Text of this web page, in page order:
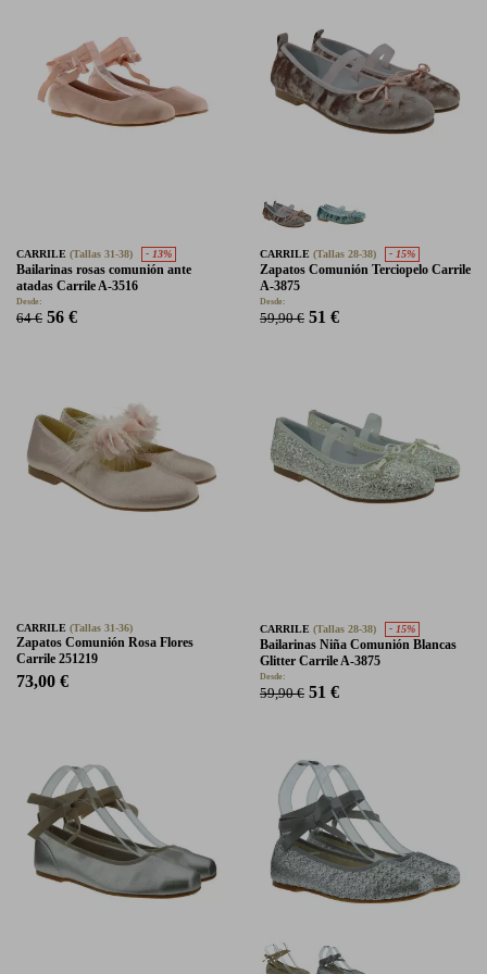
CARRILE (Tallas 31-38) - 13%
Bailarinas rosas comunión ante
atadas Carrile A-3516
Desde:
64 € 56 €
CARRILE (Tallas 28-38) - 15%
Zapatos Comunión Terciopelo Carrile
A-3875
Desde:
59,90 € 51 €
CARRILE (Tallas 31-36)
Zapatos Comunión Rosa Flores
Carrile 251219
73,00 €
CARRILE (Tallas 28-38) - 15%
Bailarinas Niña Comunión Blancas
Glitter Carrile A-3875
Desde:
59,90 € 51 €